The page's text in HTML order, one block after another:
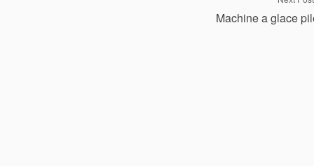
Machine a glace